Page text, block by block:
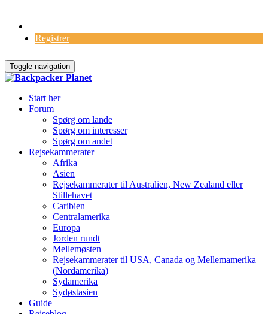
Registrer
Toggle navigation
Start her
Forum
Spørg om lande
Spørg om interesser
Spørg om andet
Rejsekammerater
Afrika
Asien
Rejsekammerater til Australien, New Zealand eller
Stillehavet
Caribien
Centralamerika
Europa
Jorden rundt
Mellemøsten
Rejsekammerater til USA, Canada og Mellemamerika
(Nordamerika)
Sydamerika
Sydøstasien
Guide